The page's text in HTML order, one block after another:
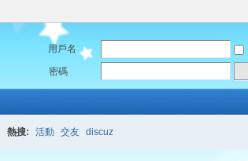
用戶名
密碼
熱搜: 活動 交友 discuz